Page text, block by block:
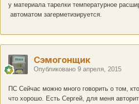
у материала тарелки температурное
автоматом загерметизируется.
Сэмогонщик
Опубликовано 9 апреля, 2015
ПС Сейчас можно много говорить о том,
что хорошо. Есть Сергей, для меня